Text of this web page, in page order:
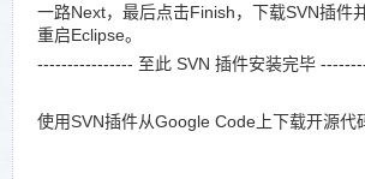
一路Next，最后点击Finish，下载SVN插件
重启Eclipse。
---------------- 至此 SVN 插件安装完毕
使用SVN插件从Google Code上下载开源代